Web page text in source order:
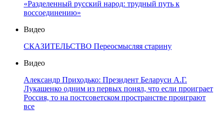
«Разделенный русский народ: трудный путь к
воссоединению»
Видео
СКАЗИТЕЛЬСТВО Переосмысляя старину
Видео
Александр Приходько: Президент Беларуси А.Г.
Лукашенко одним из первых понял, что если проиграет
Россия, то на постсоветском пространстве проиграют
все